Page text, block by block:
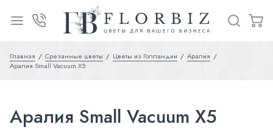
Главная Срезанные цветы Цветы из Голландии
Аралия
Аралия Small Vacuum X5
Аралия Small Vacuum X5